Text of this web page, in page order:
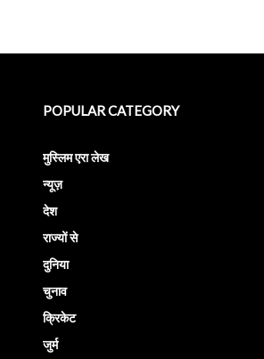
POPULAR CATEGORY
मुस्लिम एरा लेख
न्यूज़
देश
राज्यों से
दुनिया
चुनाव
क्रिकेट
जुर्म